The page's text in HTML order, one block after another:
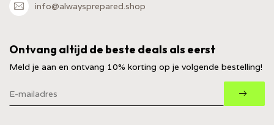
info@alwaysprepared.shop
Ontvang altijd de beste deals als eerst
Meld je aan en ontvang 10% korting op je volgende bestelling!